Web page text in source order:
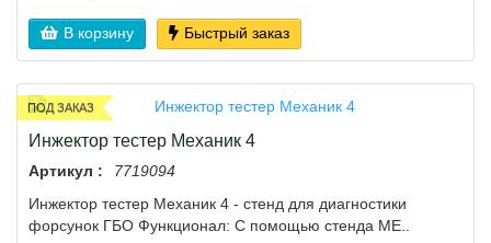
В корзину Быстрый заказ
ПОД ЗАКАЗ
Инжектор тестер Механик 4
Артикул :
7719094
Инжектор тестер Механик 4 - стенд для диагностики
форсунок ГБО Функционал: С помощью стенда МЕ..